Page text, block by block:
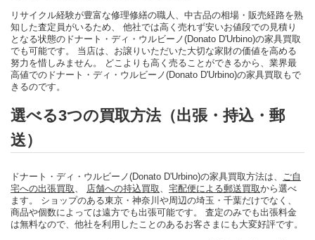
リサイクル経験が豊富な修理修繕の職人、中古品の相場・販売経路を熟
知した査定員がいるため、 他社では高く売れず安いお値段での見積り
となる状態のドナート・ディ・ウルビーノ(Donato D'Urbino)の家具買取
でも可能です。 当店は、お譲りいただいた大切な家財の価値を高める
努力を惜しみません。 どこよりも高く売ることができるから、業界最
高値でのドナート・ディ・ウルビーノ(Donato D'Urbino)の家具買取もで
きるのです。
選べる3つの買取方法（出張・持込・郵
送）
ドナート・ディ・ウルビーノ(Donato D'Urbino)の家具買取方法は、
ご自
宅への出張買取
店舗への持込買取 宅配便による郵送買取から選べ
ます。 ショップのある東京・神奈川や周辺の埼玉・千葉だけでなく、
商品や個数によっては遠方でも出張可能です。 査定のみでも出張料金
は無料なので、他社を利用したことのあるお客さまにも大変好評です。